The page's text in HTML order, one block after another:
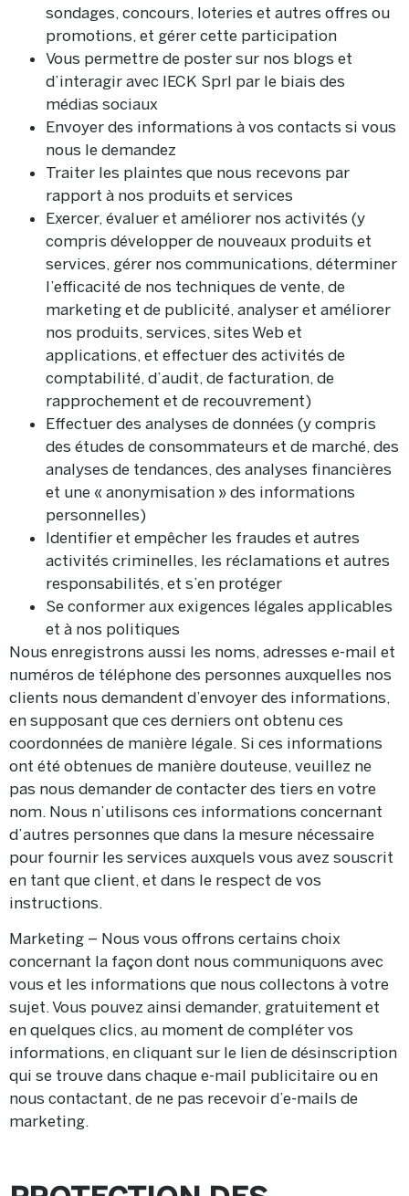
sondages, concours, loteries et autres offres ou
promotions, et gérer cette participation
Vous permettre de poster sur nos blogs et
d’interagir avec IECK Sprl par le biais des
médias sociaux
Envoyer des informations à vos contacts si vous
nous le demandez
Traiter les plaintes que nous recevons par
rapport à nos produits et services
Exercer, évaluer et améliorer nos activités (y
compris développer de nouveaux produits et
services, gérer nos communications, déterminer
l’efficacité de nos techniques de vente, de
marketing et de publicité, analyser et améliorer
nos produits, services, sites Web et
applications, et effectuer des activités de
comptabilité, d’audit, de facturation, de
rapprochement et de recouvrement)
Effectuer des analyses de données (y compris
des études de consommateurs et de marché, des
analyses de tendances, des analyses financières
et une « anonymisation » des informations
personnelles)
Identifier et empêcher les fraudes et autres
activités criminelles, les réclamations et autres
responsabilités, et s’en protéger
Se conformer aux exigences légales applicables
et à nos politiques
Nous enregistrons aussi les noms, adresses e-mail et
numéros de téléphone des personnes auxquelles nos
clients nous demandent d’envoyer des informations,
en supposant que ces derniers ont obtenu ces
coordonnées de manière légale. Si ces informations
ont été obtenues de manière douteuse, veuillez ne
pas nous demander de contacter des tiers en votre
nom. Nous n’utilisons ces informations concernant
d’autres personnes que dans la mesure nécessaire
pour fournir les services auxquels vous avez souscrit
en tant que client, et dans le respect de vos
instructions.
Marketing – Nous vous offrons certains choix
concernant la façon dont nous communiquons avec
vous et les informations que nous collectons à votre
sujet. Vous pouvez ainsi demander, gratuitement et
en quelques clics, au moment de compléter vos
informations, en cliquant sur le lien de désinscription
qui se trouve dans chaque e-mail publicitaire ou en
nous contactant, de ne pas recevoir d’e-mails de
marketing.